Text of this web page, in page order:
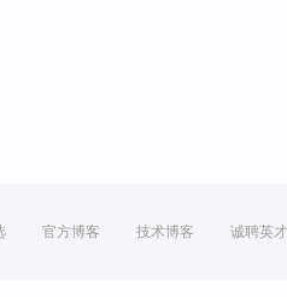
官方博客 技术博客 诚聘英才